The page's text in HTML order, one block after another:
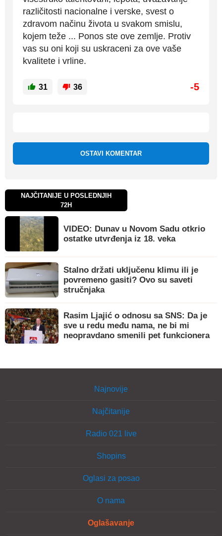
različitosti nacionalne i verske, svest o
zdravom načinu života u svakom smislu,
kojem teže ... Ponos ste ove zemlje. Protiv
vas su oni koji su uskraceni za ove vaše
kvalitete i vrline.
31 36 -5
OSTAVI KOMENTAR
NAJČITANIJE U POSLEDNJIH
72H
VIDEO: Dunav u Novom Sadu otkrio
ostatke utvrđenja iz 18. veka
Stalno držati uključenu klimu ili je
povremeno gasiti? Ovo su saveti
stručnjaka
Rasim Ljajić o odnosu sa SNS: Da je
sve u redu među nama, ne bi mi
neopravdano smenili pet funkcionera
Najnovije
Najčitanije
Radio 021 live
Shopins
Oglasi za posao
O nama
Oglašavanje